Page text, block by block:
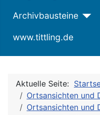
Archivbausteine
www.tittling.de
Aktuelle Seite:
Ortsansichten und
Ortsansichten und